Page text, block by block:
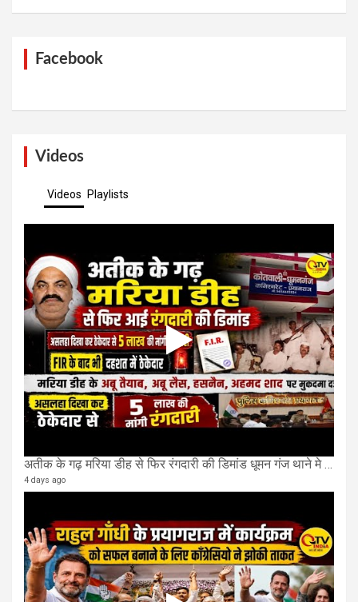
Facebook
Videos
Videos Playlists
अतीक के गढ़ मरिया डीह से फिर रंगदारी की डिमांड धूमन गंज थाने मे 4 के खिलाफ मुकदमा दर्ज
4 days ago